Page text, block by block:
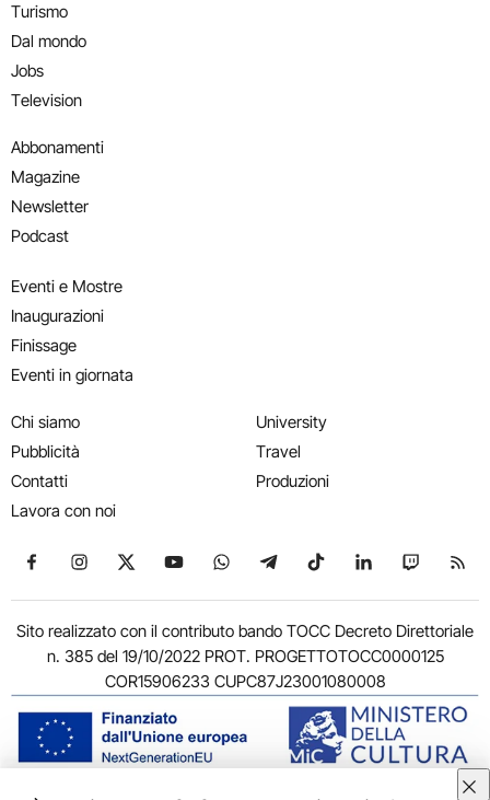
Turismo
Dal mondo
Jobs
Television
Abbonamenti
Magazine
Newsletter
Podcast
Eventi e Mostre
Inaugurazioni
Finissage
Eventi in giornata
Chi siamo
Pubblicità
Contatti
Lavora con noi
University
Travel
Produzioni
Seguici su Facebook
Seguici su Instagram
Seguici su X
Seguici su YouTube
Seguici su WhatsApp
Seguici su Telegram
Seguici su TikTok
Seguici su
Seguici
Sito realizzato con il contributo bando TOCC Decreto Direttoriale
n. 385 del 19/10/2022 PROT. PROGETTOTOCC0000125
COR15906233 CUPC87J23001080008